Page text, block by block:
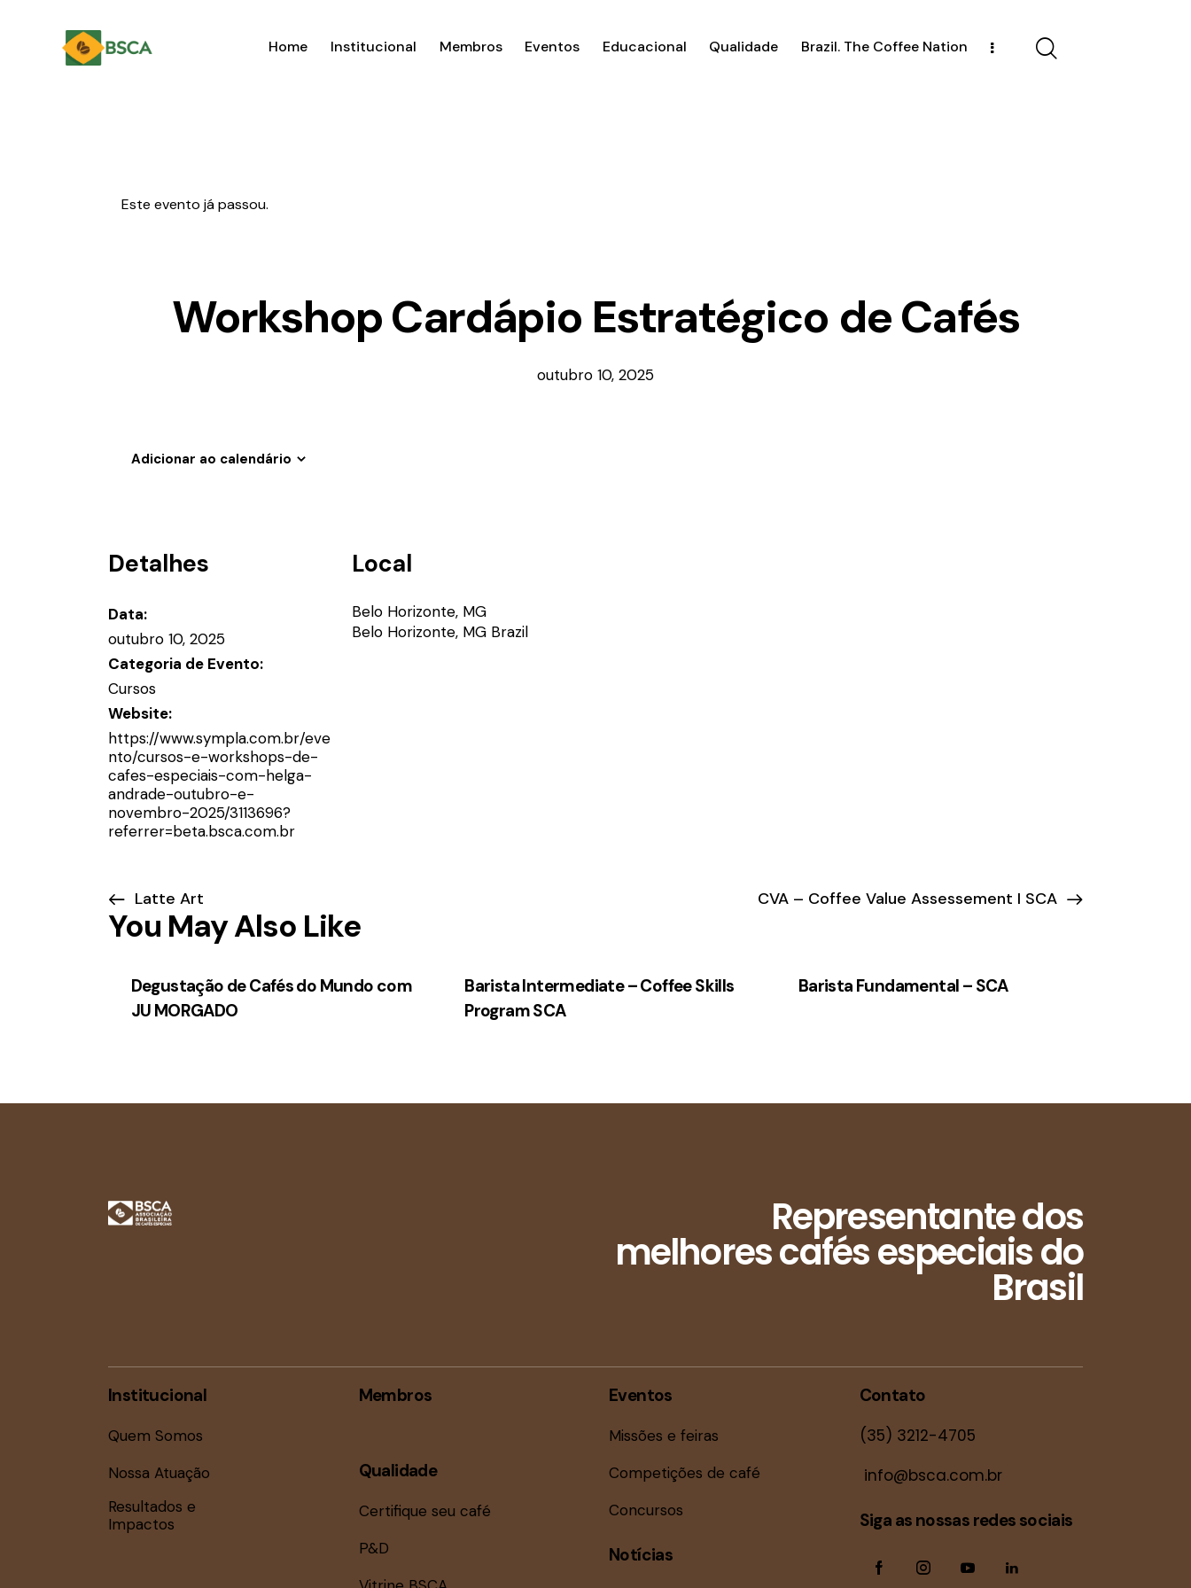
Home Institucional Membros Eventos Educacional Qualidade Brazil. The Coffee Nation
Este evento já passou.
Workshop Cardápio Estratégico de Cafés
outubro 10, 2025
Adicionar ao calendário
Detalhes
Data:
outubro 10, 2025
Categoria de Evento:
Cursos
Website:
https://www.sympla.com.br/eve
nto/cursos-e-workshops-de-
cafes-especiais-com-helga-
andrade-outubro-e-
novembro-2025/3113696?
referrer=beta.bsca.com.br
Local
Belo Horizonte, MG
Belo Horizonte, MG Brazil
Latte Art CVA – Coffee Value Assessement I SCA
You May Also Like
Degustação de Cafés do Mundo com
JU MORGADO
Barista Intermediate – Coffee Skills
Program SCA
Barista Fundamental – SCA
Representante dos
melhores cafés especiais do
Brasil
Institucional
Quem Somos
Nossa Atuação
Resultados e
Impactos
Membros
Qualidade
Certifique seu café
P&D
Eventos
Missões e feiras
Competições de café
Concursos
Notícias
Contato
(35) 3212-4705
info@bsca.com.br
Siga as nossas redes sociais